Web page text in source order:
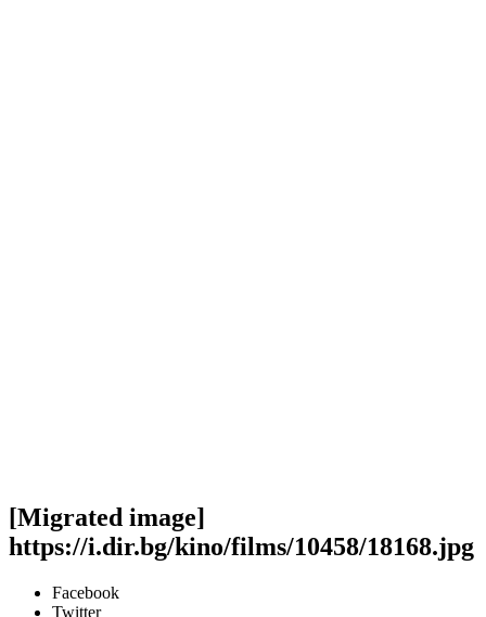
[Migrated image]
https://i.dir.bg/kino/films/10458/18168.jpg
Facebook
Twitter